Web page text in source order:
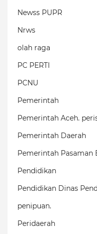
Newss PUPR
Nrws
olah raga
PC PERTI
PCNU
Pemerintah
Pemerintah Aceh.
Pemerintah Daerah
Pemerintah Pasaman
Pendidikan
Pendidikan Dinas
penipuan.
Peridaerah